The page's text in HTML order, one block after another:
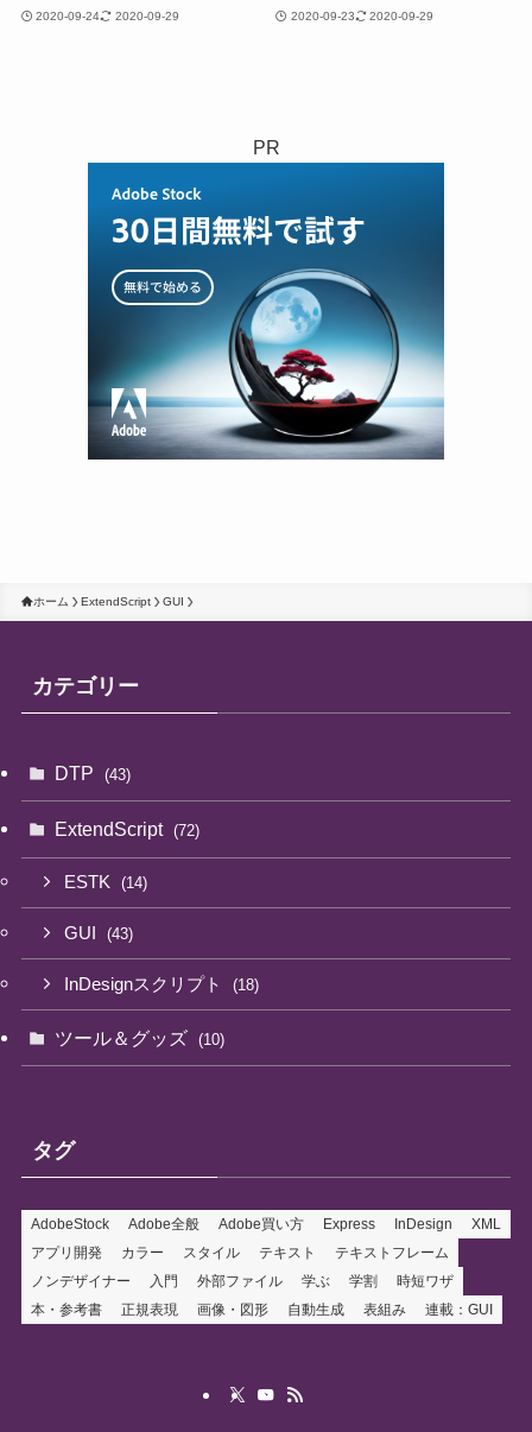
2020-09-24 2020-09-29 2020-09-23 2020-09-29
PR
ホーム ExtendScript GUI
カテゴリー
DTP (43)
ExtendScript (72)
ESTK (14)
GUI (43)
InDesignスクリプト (18)
ツール＆グッズ (10)
タグ
AdobeStock Adobe全般 Adobe買い方 Express InDesign
XML
アプリ開発
カラー スタイル テキスト
テキストフレーム
ノンデザイナー
入門 外部ファイル 学ぶ 学割
時短ワザ
本・参考書
正規表現 画像・図形 自動生成 表組み 連載：GUI